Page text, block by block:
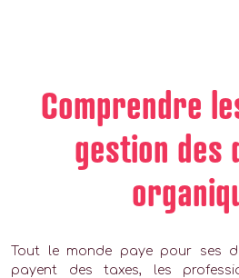
Comprendre
gestion des
Tout le monde paye pour ses
payent des taxes, les